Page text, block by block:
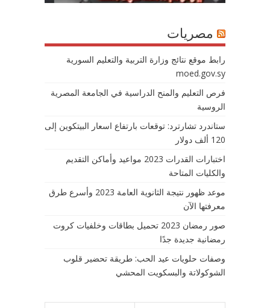
مصريات
رابط موقع نتائج وزارة التربية والتعليم السورية
moed.gov.sy
فرص التعليم والمنح الدراسية في الجامعة المصرية
الروسية
ستاندرد تشارترد: توقعات بارتفاع اسعار البيتكوين إلى
120 ألف دولار
اختبارات القدرات 2023 مواعيد وأماكن التقديم
والكليات المتاحة
موعد ظهور نتيجة الثانوية العامة 2023 وأسرع طرق
معرفتها الآن
صور رمضان 2023 تحميل بطاقات وخلفيات كروت
رمضانية جديدة جدًا
وصفات حلويات عيد الحب: طريقة تحضير قلوب
الشوكولاتة والبسكويت المحشي